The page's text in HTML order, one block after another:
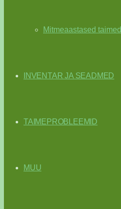
Mitmeaastased taimed
INVENTAR JA SEADMED
TAIMEPROBLEEMID
MUU